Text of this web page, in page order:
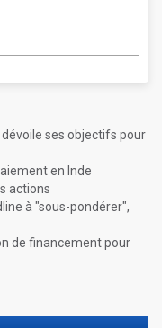
ses objectifs pour
en Inde
actions
à "sous-pondérer",
de financement pour